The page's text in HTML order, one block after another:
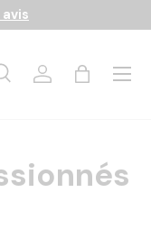
avis
RechercheSe connecter
Panier
Menu